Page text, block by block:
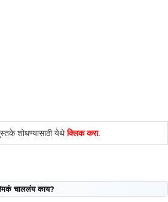
शोधण्यासाठी येथेक्लिक करा.
चाललंय काय?